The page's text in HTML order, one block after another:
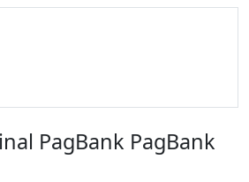
PagBank PagBank